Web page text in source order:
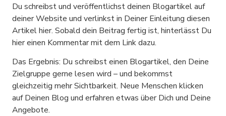
Du schreibst und veröffentlichst deinen Blogartikel auf
deiner Website und verlinkst in Deiner Einleitung diesen
Artikel hier. Sobald dein Beitrag fertig ist, hinterlässt Du
hier einen Kommentar mit dem Link dazu.
Das Ergebnis: Du schreibst einen Blogartikel, den Deine
Zielgruppe gerne lesen wird – und bekommst
gleichzeitig mehr Sichtbarkeit. Neue Menschen klicken
auf Deinen Blog und erfahren etwas über Dich und Deine
Angebote.